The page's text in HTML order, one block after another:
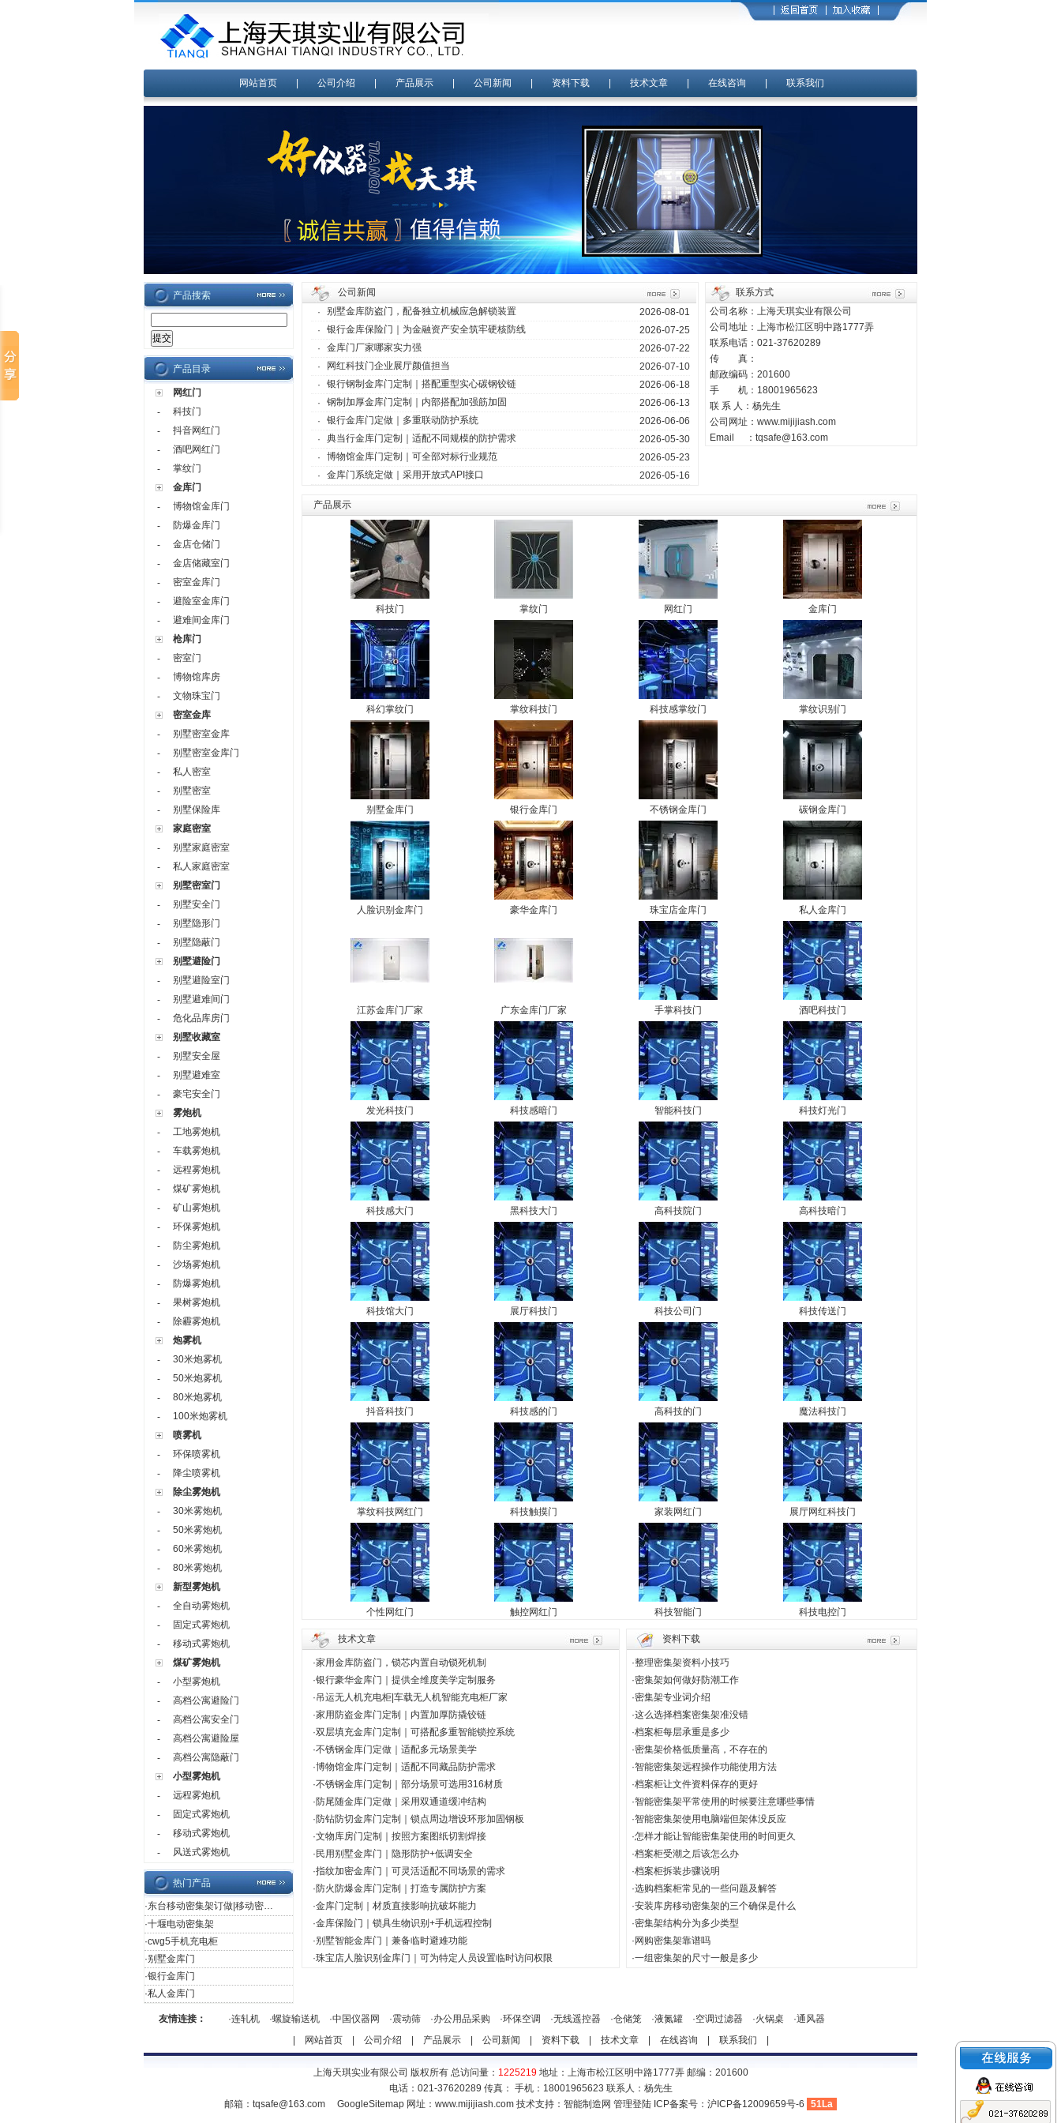
网站首页| 公司介绍 产品展示| 公司新闻 资料下载| 技术文章| 在线咨询 联系我们
产品搜索
产品目录
网红门
-
科技门
-
抖音网红门
-
酒吧网红门
-
掌纹门
金库门
-
博物馆金库门
-
防爆金库门
-
金店仓储门
-
金店储藏室门
-
密室金库门
-
避险室金库门
-
避难间金库门
枪库门
-
密室门
-
博物馆库房
-
文物珠宝门
密室金库
-
别墅密室金库
-
别墅密室金库门
-
私人密室
-
别墅密室
-
别墅保险库
家庭密室
-
别墅家庭密室
-
私人家庭密室
别墅密室门
-
别墅安全门
-
别墅隐形门
-
别墅隐蔽门
别墅避险门
-
别墅避险室门
-
别墅避难间门
-
危化品库房门
别墅收藏室
-
别墅安全屋
-
别墅避难室
-
豪宅安全门
雾炮机
-
工地雾炮机
-
车载雾炮机
-
远程雾炮机
-
煤矿雾炮机
-
矿山雾炮机
-
环保雾炮机
-
防尘雾炮机
-
沙场雾炮机
-
防爆雾炮机
-
果树雾炮机
-
除霾雾炮机
炮雾机
-
30米炮雾机
-
50米炮雾机
-
80米炮雾机
-
100米炮雾机
喷雾机
-
环保喷雾机
-
降尘喷雾机
除尘雾炮机
-
30米雾炮机
-
50米雾炮机
-
60米雾炮机
-
80米雾炮机
新型雾炮机
-
全自动雾炮机
-
固定式雾炮机
-
移动式雾炮机
煤矿雾炮机
-
小型雾炮机
-
高档公寓避险门
-
高档公寓安全门
-
高档公寓避险屋
-
高档公寓隐蔽门
小型雾炮机
-
远程雾炮机
-
固定式雾炮机
-
移动式雾炮机
-
风送式雾炮机
热门产品
·东台移动密集架订做|移动密集架订做厂家
·十堰电动密集架
·cwg5手机充电柜
·别墅金库门
·银行金库门
·私人金库门
公司新闻
·
别墅金库防盗门，配备独立机械应急解锁装置
2026-08-01
·
银行金库保险门｜为金融资产安全筑牢硬核防线
2026-07-25
·
金库门厂家哪家实力强
2026-07-22
·
网红科技门企业展厅颜值担当
2026-07-10
·
银行钢制金库门定制｜搭配重型实心碳钢铰链
2026-06-18
·
钢制加厚金库门定制｜内部搭配加强筋加固
2026-06-13
·
银行金库门定做｜多重联动防护系统
2026-06-06
·
典当行金库门定制｜适配不同规模的防护需求
2026-05-30
·
博物馆金库门定制｜可全部对标行业规范
2026-05-23
·
金库门系统定做｜采用开放式API接口 2026-05-16
联系方式
公司名称：上海天琪实业有限公司
公司地址：上海市松江区明中路1777弄
联系电话：021-37620289
传 真：
邮政编码：201600
手 机：18001965623
联 系 人：杨先生
公司网址： www.mijijiash.com
Email ： tqsafe@163.com
产品展示
科技门 掌纹门 网红门 金库门
科幻掌纹门 掌纹科技门 科技感掌纹门 掌纹识别门
别墅金库门 银行金库门 不锈钢金库门 碳钢金库门
人脸识别金库门 豪华金库门 珠宝店金库门 私人金库门
江苏金库门厂家 广东金库门厂家 手掌科技门 酒吧科技门
发光科技门 科技感暗门 智能科技门 科技灯光门
科技感大门 黑科技大门 高科技院门 高科技暗门
科技馆大门 展厅科技门 科技公司门 科技传送门
抖音科技门 科技感的门 高科技的门 魔法科技门
掌纹科技网红门 科技触摸门 家装网红门 展厅网红科技门
个性网红门 触控网红门 科技智能门 科技电控门
技术文章
·家用金库防盗门，锁芯内置自动锁死机制
·银行豪华金库门｜提供全维度美学定制服务
·吊运无人机充电柜|车载无人机智能充电柜厂家
·家用防盗金库门定制｜内置加厚防撬铰链
·双层填充金库门定制｜可搭配多重智能锁控系统
·不锈钢金库门定做｜适配多元场景美学
·博物馆金库门定制｜适配不同藏品防护需求
·不锈钢金库门定制｜部分场景可选用316材质
·防尾随金库门定做｜采用双通道缓冲结构
·防钻防切金库门定制｜锁点周边增设环形加固钢板
·文物库房门定制｜按照方案图纸切割焊接
· 民用别墅金库门｜隐形防护+低调安全
·指纹加密金库门｜可灵活适配不同场景的需求
·防火防爆金库门定制｜打造专属防护方案
·金库门定制｜材质直接影响抗破坏能力
·金库保险门｜锁具生物识别+手机远程控制
·别墅智能金库门｜兼备临时避难功能
·珠宝店人脸识别金库门｜可为特定人员设置临时访问权限
资料下载
·整理密集架资料小技巧
·密集架如何做好防潮工作
·密集架专业词介绍
·这么选择档案密集架准没错
·档案柜每层承重是多少
·密集架价格低质量高，不存在的
·智能密集架远程操作功能使用方法
·档案柜让文件资料保存的更好
·智能密集架平常使用的时候要注意哪些事情
·智能密集架使用电脑端但架体没反应
·怎样才能让智能密集架使用的时间更久
·档案柜受潮之后该怎么办
·档案柜拆装步骤说明
·选购档案柜常见的一些问题及解答
·安装库房移动密集架的三个确保是什么
·密集架结构分为多少类型
· 网购密集架靠谱吗
·一组密集架的尺寸一般是多少
友情连接： ·连轧机 ·螺旋输送机 ·中国仪器网 ·震动筛 ·办公用品采购 ·环保空调 ·无线遥控器 ·仓储笼 ·液氮罐 ·空调过滤器 ·火锅桌 ·通风器
网站首页| 公司介绍 产品展示| 公司新闻 资料下载| 技术文章| 在线咨询 联系我们
上海天琪实业有限公司 版权所有 总访问量： 1225219地址：上海市松江区明中路1777弄 邮编：201600
电话：021-37620289 传真： 手机：18001965623 联系人：杨先生
邮箱： tqsafe@163.com GoogleSitemap 网址：www.mijijiash.com 技术支持： 智能制造网 管理登陆 ICP备案号： 沪ICP备12009659号-6 51La